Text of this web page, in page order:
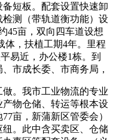
短板。配套设置快速卸
测（带轨道衡功能）设
45亩，双向四车道设想
体，扶植工期4年。里程
易近，办公楼1栋。到
市成长委、市商务局，
。我市工业物流的专业
物仓储、转运等根本设
亩，新蒲新区管委会）
。此中含买卖区、仓储